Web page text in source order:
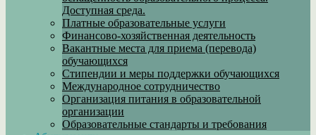
Доступная среда.
Платные образовательные услуги
Финансово-хозяйственная деятельность
Вакантные места для приема (перевода)
обучающихся
Стипендии и меры поддержки обучающихся
Международное сотрудничество
Организация питания в образовательной
организации
Образовательные стандарты и требования